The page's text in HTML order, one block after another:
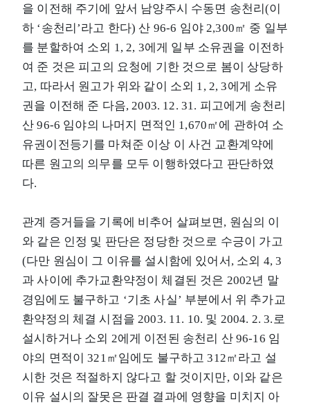
을 이전해 주기에 앞서 남양주시 수동면 송천리(이
하 ‘송천리’라고 한다) 산 96-6 임야 2,300㎡ 중 일부
를 분할하여 소외 1, 2, 3에게 일부 소유권을 이전하
여 준 것은 피고의 요청에 기한 것으로 봄이 상당하
고, 따라서 원고가 위와 같이 소외 1, 2, 3에게 소유
권을 이전해 준 다음, 2003. 12. 31. 피고에게 송천리
산 96-6 임야의 나머지 면적인 1,670㎡에 관하여 소
유권이전등기를 마쳐준 이상 이 사건 교환계약에
따른 원고의 의무를 모두 이행하였다고 판단하였
다.
관계 증거들을 기록에 비추어 살펴보면, 원심의 이
와 같은 인정 및 판단은 정당한 것으로 수긍이 가고
(다만 원심이 그 이유를 설시함에 있어서, 소외 4, 3
과 사이에 추가교환약정이 체결된 것은 2002년 말
경임에도 불구하고 ‘기초 사실’ 부분에서 위 추가교
환약정의 체결 시점을 2003. 11. 10. 및 2004. 2. 3.로
설시하거나 소외 2에게 이전된 송천리 산 96-16 임
야의 면적이 321㎡임에도 불구하고 312㎡라고 설
시한 것은 적절하지 않다고 할 것이지만, 이와 같은
이유 설시의 잘못은 판결 결과에 영향을 미치지 아